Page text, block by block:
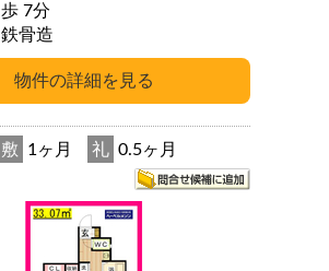
歩 7分
鉄骨造
敷 1ヶ月 礼 0.5ヶ月